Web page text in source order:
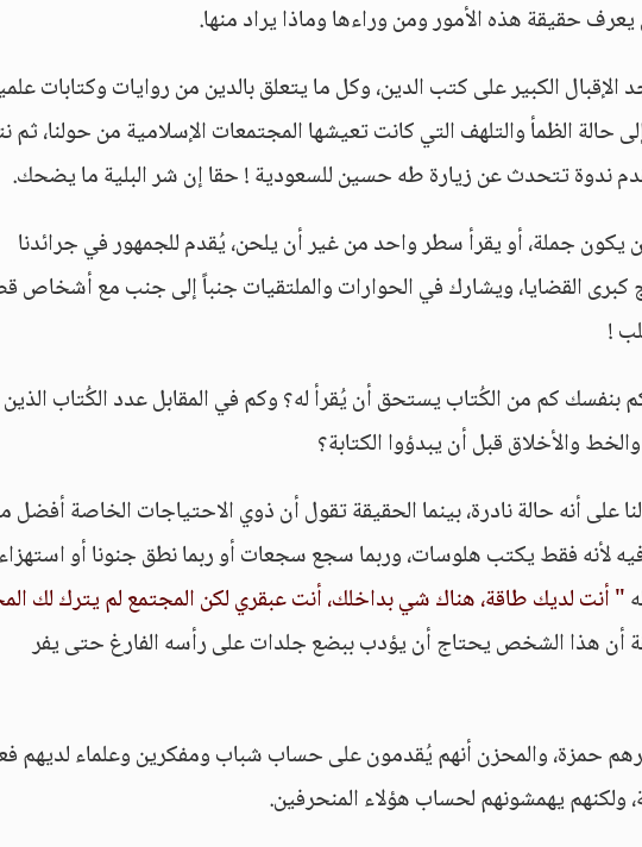
حقيقة هذه الأمور ومن وراءها وماذا يراد منها.
الكبير على كتب الدين، وكل ما يتعلق بالدين من روايات وكتابات
حالة الظمأ والتلهف التي كانت تعيشها المجتمعات الإسلامية من حولنا، ثم
ندوة تتحدث عن زيارة طه حسين للسعودية ! حقا إن شر البلية ما يضحك.
جملة، أو يقرأ سطر واحد من غير أن يلحن، يُقدم للجمهور في جرائدنا
القضايا، ويشارك في الحوارات والملتقيات جنباً إلى جنب مع أشخاص
!
كم من الكُتاب يستحق أن يُقرأ له؟ وكم في المقابل عدد الكُتاب الذين
والأخلاق قبل أن يبدؤوا الكتابة؟
على أنه حالة نادرة، بينما الحقيقة تقول أن ذوي الاحتياجات الخاصة أفضل
لأنه فقط يكتب هلوسات، وربما سجع سجعات أو ربما نطق جنونا أو استهزاء
" أنت لديك طاقة، هناك شي بداخلك، أنت عبقري لكن المجتمع لم يترك لك
أن هذا الشخص يحتاج أن يؤدب ببضع جلدات على رأسه الفارغ حتى يفر
حمزة، والمحزن أنهم يُقدمون على حساب شباب ومفكرين وعلماء لديهم
ولكنهم يهمشونهم لحساب هؤلاء المنحرفين.